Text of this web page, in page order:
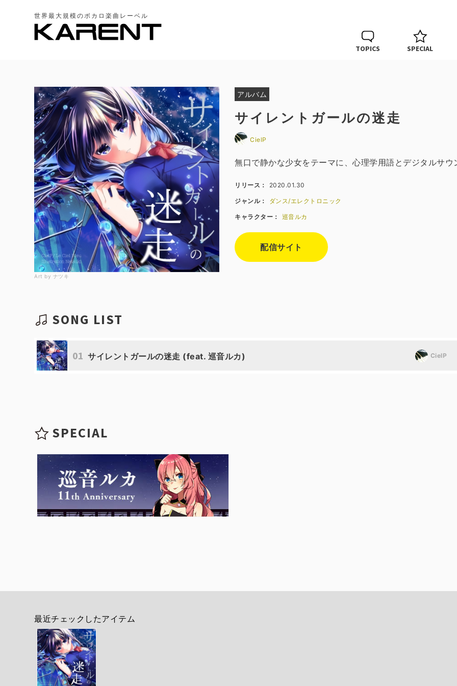
世界最大規模のボカロ楽曲レーベル
TOPICS SPECIAL
Art by ナツキ
アルバム
サイレントガールの迷走
CielP
無口で静かな少女をテーマに、心理学用語とデジタルサ
リリース： 2020.01.30
ジャンル： ダンス/エレクトロニック
キャラクター： 巡音ルカ
配信サイト
SONG LIST
01 サイレントガールの迷走 (feat. 巡音ルカ) CielP
SPECIAL
最近チェックしたアイテム